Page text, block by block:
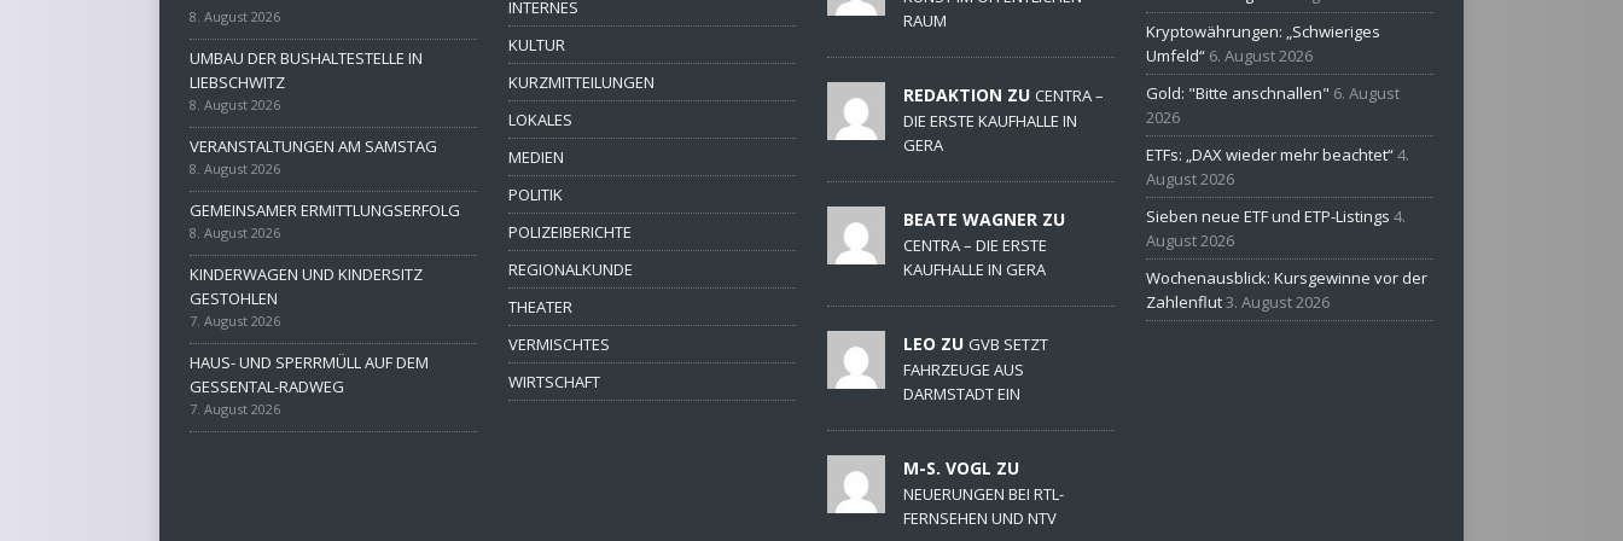
8. August 2026
UMBAU DER BUSHALTESTELLE IN
LIEBSCHWITZ
8. August 2026
VERANSTALTUNGEN AM SAMSTAG
8. August 2026
GEMEINSAMER ERMITTLUNGSERFOLG
8. August 2026
KINDERWAGEN UND KINDERSITZ
GESTOHLEN
7. August 2026
HAUS- UND SPERRMÜLL AUF DEM
GESSENTAL-RADWEG
7. August 2026
INTERNES
KULTUR
KURZMITTEILUNGEN
LOKALES
MEDIEN
POLITIK
POLIZEIBERICHTE
REGIONALKUNDE
THEATER
VERMISCHTES
WIRTSCHAFT
RAUM
REDAKTION ZU CENTRA –
DIE ERSTE KAUFHALLE IN
GERA
BEATE WAGNER ZU
CENTRA – DIE ERSTE
KAUFHALLE IN GERA
LEO ZU GVB SETZT
FAHRZEUGE AUS
DARMSTADT EIN
M-S. VOGL ZU
NEUERUNGEN BEI RTL-
FERNSEHEN UND NTV
Kryptowährungen: „Schwieriges
Umfeld“ 6. August 2026
Gold: "Bitte anschnallen" 6. August
2026
ETFs: „DAX wieder mehr beachtet“4.
August 2026
Sieben neue ETF und ETP-Listings 4.
August 2026
Wochenausblick: Kursgewinne vor der
Zahlenflut3. August 2026